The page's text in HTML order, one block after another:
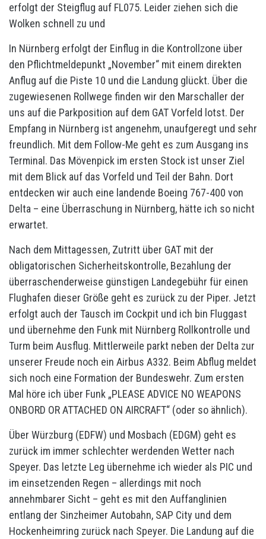
erfolgt der Steigflug auf FL075. Leider ziehen sich die
Wolken schnell zu und
In Nürnberg erfolgt der Einflug in die Kontrollzone über
den Pflichtmeldepunkt „November“ mit einem direkten
Anflug auf die Piste 10 und die Landung glückt. Über die
zugewiesenen Rollwege finden wir den Marschaller der
uns auf die Parkposition auf dem GAT Vorfeld lotst. Der
Empfang in Nürnberg ist angenehm, unaufgeregt und sehr
freundlich. Mit dem Follow-Me geht es zum Ausgang ins
Terminal. Das Mövenpick im ersten Stock ist unser Ziel
mit dem Blick auf das Vorfeld und Teil der Bahn. Dort
entdecken wir auch eine landende Boeing 767-400 von
Delta – eine Überraschung in Nürnberg, hätte ich so nicht
erwartet.
Nach dem Mittagessen, Zutritt über GAT mit der
obligatorischen Sicherheitskontrolle, Bezahlung der
überraschenderweise günstigen Landegebühr für einen
Flughafen dieser Größe geht es zurück zu der Piper. Jetzt
erfolgt auch der Tausch im Cockpit und ich bin Fluggast
und übernehme den Funk mit Nürnberg Rollkontrolle und
Turm beim Ausflug. Mittlerweile parkt neben der Delta zur
unserer Freude noch ein Airbus A332. Beim Abflug meldet
sich noch eine Formation der Bundeswehr. Zum ersten
Mal höre ich über Funk „PLEASE ADVICE NO WEAPONS
ONBORD OR ATTACHED ON AIRCRAFT“ (oder so ähnlich).
Über Würzburg (EDFW) und Mosbach (EDGM) geht es
zurück im immer schlechter werdenden Wetter nach
Speyer. Das letzte Leg übernehme ich wieder als PIC und
im einsetzenden Regen – allerdings mit noch
annehmbarer Sicht – geht es mit den Auffanglinien
entlang der Sinzheimer Autobahn, SAP City und dem
Hockenheimring zurück nach Speyer. Die Landung auf die